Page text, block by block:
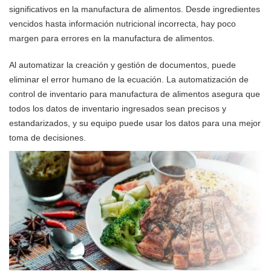
significativos en la manufactura de alimentos. Desde ingredientes
vencidos hasta información nutricional incorrecta, hay poco
margen para errores en la manufactura de alimentos.
Al automatizar la creación y gestión de documentos, puede
eliminar el error humano de la ecuación. La automatización de
control de inventario para manufactura de alimentos asegura que
todos los datos de inventario ingresados sean precisos y
estandarizados, y su equipo puede usar los datos para una mejor
toma de decisiones.